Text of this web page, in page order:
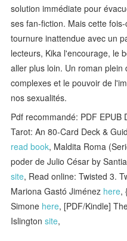
solution immédiate pour
ses fan-fiction. Mais cette
tournure inattendue avec un
lecteurs, Kika l'encourage, le
aller plus loin. Un roman
complexes et le pouvoir de
nos sexualités.
Pdf recommandé: PDF EPUB
Tarot: An 80-Card Deck &
read book, Maldita Roma
poder de Julio César by
site, Read online: Twisted 3.
Mariona Gastó Jiménez here,
Simone here, [PDF/Kindle]
Islingtonsite,